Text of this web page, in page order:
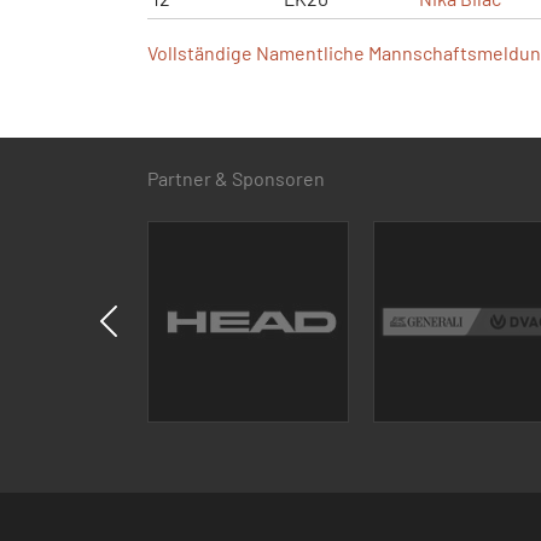
Vollständige Namentliche
Partner & Sponsoren